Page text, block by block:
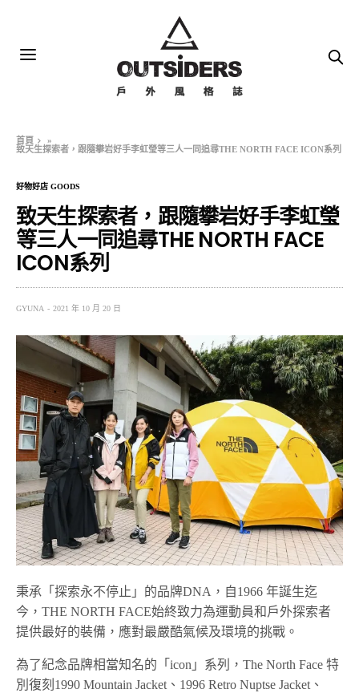
首頁
»
致天生探索者，跟隨攀岩好手李虹瑩等三人一同追尋THE NORTH FACE ICON系列
好物好店 GOODS
致天生探索者，跟隨攀岩好手李虹瑩
等三人一同追尋THE NORTH FACE
ICON系列
GYUNA 2021 年 10 月 20 日
秉承「探索永不停止」的品牌DNA，自1966 年誕生迄
今，THE NORTH FACE始終致力為運動員和戶外探索者
提供最好的裝備，應對最嚴酷氣候及環境的挑戰。
為了紀念品牌相當知名的「icon」系列，The North Face 特
別復刻1990 Mountain Jacket、1996 Retro Nuptse Jacket、